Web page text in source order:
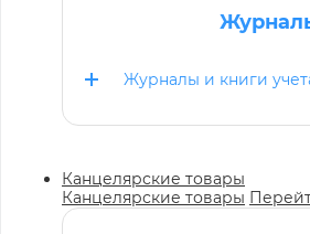
Журналы и книги
Канцелярские товары
Канцелярские товары